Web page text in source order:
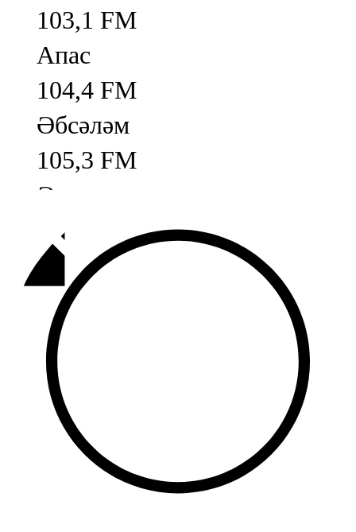
103,1 FM
Апас
104,4 FM
Әбсәләм
105,3 FM
Әлмәт
92,9 FM
Базарлы матак
107,1 FM
Балык бистәсе
104,9 FM
Баулы
107,5 FM
Биләр